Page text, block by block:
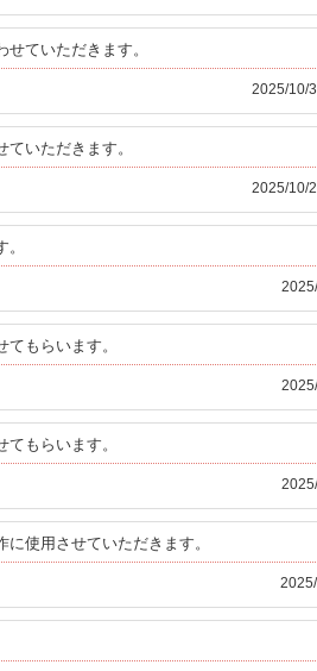
ていただきます。
2025/10/
いただきます。
2025/10/
もらいます。
もらいます。
使用させていただきます。